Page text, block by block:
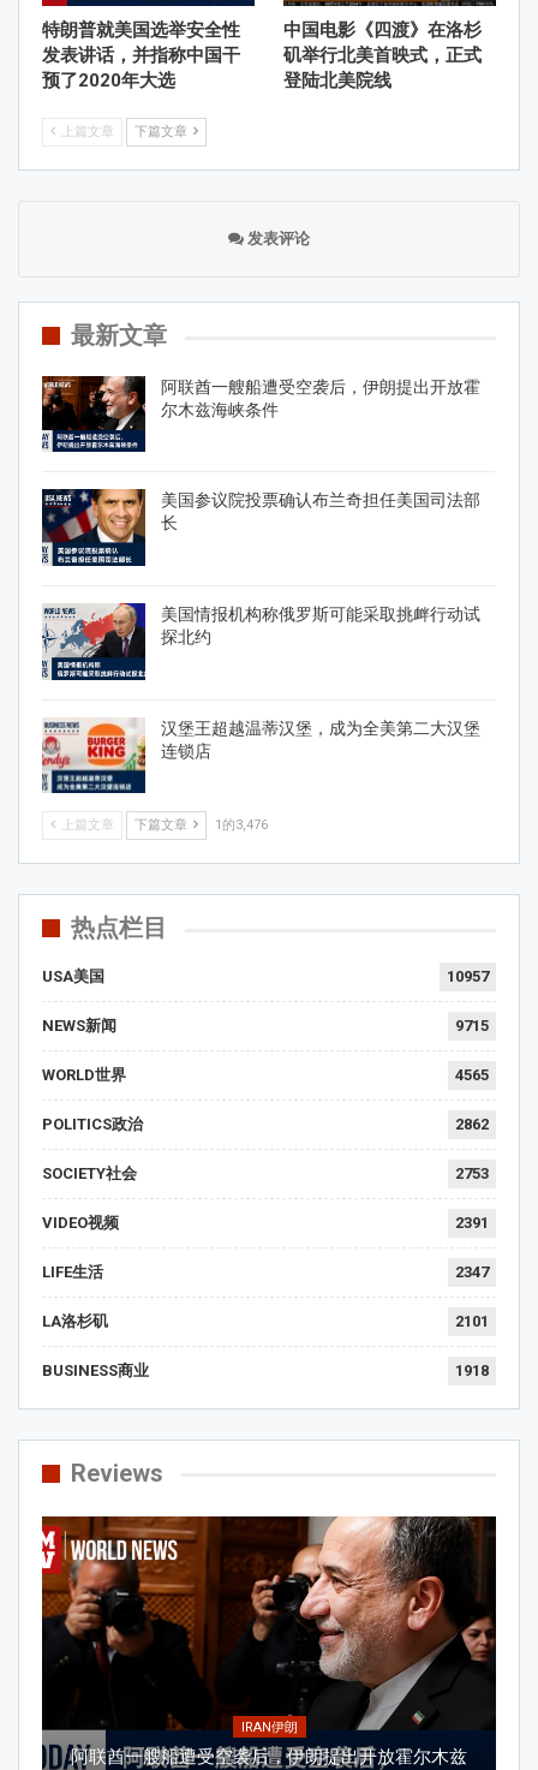
特朗普就美国选举安全性
发表讲话，并指称中国干
预了2020年大选
中国电影《四渡》在洛杉
矶举行北美首映式，正式
登陆北美院线
上篇文章 下篇文章
发表评论
最新文章
阿联酋一艘船遭受空袭后，伊朗提出开放霍
尔木兹海峡条件
美国参议院投票确认布兰奇担任美国司法部
长
美国情报机构称俄罗斯可能采取挑衅行动试
探北约
汉堡王超越温蒂汉堡，成为全美第二大汉堡
连锁店
上篇文章 下篇文章 1的3,476
热点栏目
USA美国 10957
NEWS新闻 9715
WORLD世界 4565
POLITICS政治 2862
SOCIETY社会 2753
VIDEO视频 2391
LIFE生活 2347
LA洛杉矶 2101
BUSINESS商业 1918
Reviews
IRAN伊朗
阿联酋一艘船遭受空袭后，伊朗提出开放霍尔木兹